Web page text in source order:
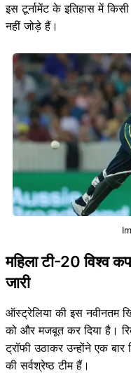
इस टूर्नामेंट के इतिहास में
नहीं जोड़े हैं।
महिला टी-20 विश्व
जारी
ऑस्ट्रेलिया की इस नवीनतम
को और मजबूत कर दिया है।
ट्रॉफी उठाकर उन्होंने एक बार
की सर्वश्रेष्ठ टीम हैं।